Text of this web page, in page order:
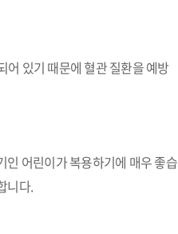
있기 때문에 혈관 질환을 예방
인 어린이가 복용하기에 매우 좋습
니다.